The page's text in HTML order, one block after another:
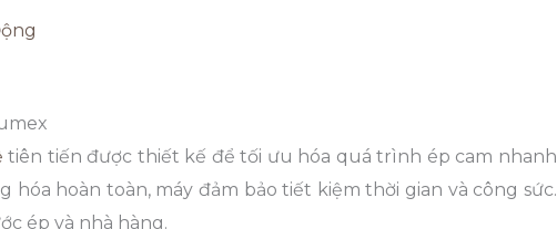
tiên tiến được thiết kế để tối ưu hóa quá trình ép cam nhanh
hoàn toàn, máy đảm bảo tiết kiệm thời gian và công sức.
ép và nhà hàng.